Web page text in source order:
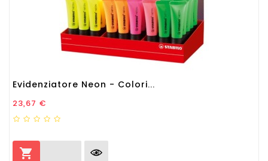
Evidenziatore Neon - Colori...
Prezzo
23,67 €
